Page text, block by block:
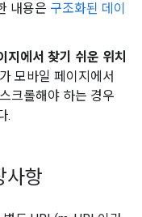
내용은 구조화된 데이
지에서 찾기 쉬운 위치
모바일 페이지에서
크롤해야 하는 경우
.
사항